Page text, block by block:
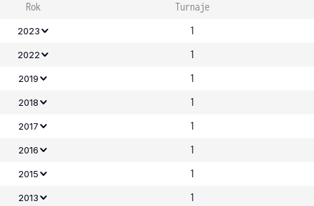
Rok Turnaje
2023 1
2022 1
2019 1
2018 1
2017 1
2016 1
2015 1
2013 1